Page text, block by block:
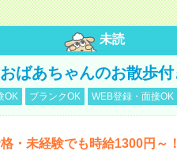
未読
ばあちゃんのお散歩
OK ブランクOK WEB登録・面接OK
未経験でも時給1300円～